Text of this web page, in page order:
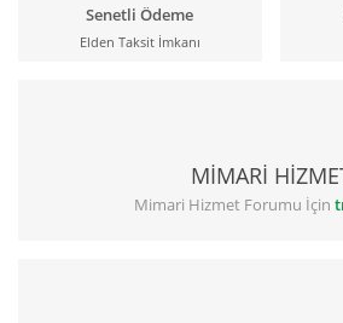
Senetli Ödeme
Elden Taksit İmkanı
MİMARİ
Mimari Hizmet Forumu İçin